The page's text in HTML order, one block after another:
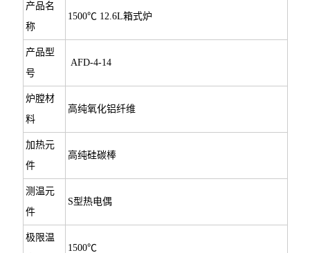
产品名
称
1500℃ 12.6L箱式炉
产品型
号
AFD-4-14
炉膛材
料
高纯氧化铝纤维
加热元
件
高纯硅碳棒
测温元
件
S型热电偶
极限温
1500℃